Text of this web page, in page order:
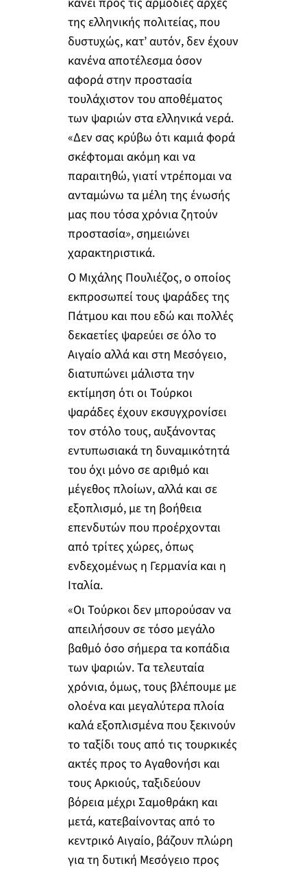
της ελληνικής πολιτείας, που
δυστυχώς, κατ’ αυτόν, δεν έχουν
κανένα αποτέλεσμα όσον
αφορά στην προστασία
τουλάχιστον του αποθέματος
των ψαριών στα ελληνικά νερά.
«Δεν σας κρύβω ότι καμιά φορά
σκέφτομαι ακόμη και να
παραιτηθώ, γιατί ντρέπομαι να
ανταμώνω τα μέλη της ένωσής
μας που τόσα χρόνια ζητούν
προστασία», σημειώνει
χαρακτηριστικά.
Ο Μιχάλης Πουλιέζος, ο οποίος
εκπροσωπεί τους ψαράδες της
Πάτμου και που εδώ και πολλές
δεκαετίες ψαρεύει σε όλο το
Αιγαίο αλλά και στη Μεσόγειο,
διατυπώνει μάλιστα την
εκτίμηση ότι οι Τούρκοι
ψαράδες έχουν εκσυγχρονίσει
τον στόλο τους, αυξάνοντας
εντυπωσιακά τη δυναμικότητά
του όχι μόνο σε αριθμό και
μέγεθος πλοίων, αλλά και σε
εξοπλισμό, με τη βοήθεια
επενδυτών που προέρχονται
από τρίτες χώρες, όπως
ενδεχομένως η Γερμανία και η
Ιταλία.
«Οι Τούρκοι δεν μπορούσαν να
απειλήσουν σε τόσο μεγάλο
βαθμό όσο σήμερα τα κοπάδια
των ψαριών. Τα τελευταία
χρόνια, όμως, τους βλέπουμε με
ολοένα και μεγαλύτερα πλοία
καλά εξοπλισμένα που ξεκινούν
το ταξίδι τους από τις τουρκικές
ακτές προς το Αγαθονήσι και
τους Αρκιούς, ταξιδεύουν
βόρεια μέχρι Σαμοθράκη και
μετά, κατεβαίνοντας από το
κεντρικό Αιγαίο, βάζουν πλώρη
για τη δυτική Μεσόγειο προς